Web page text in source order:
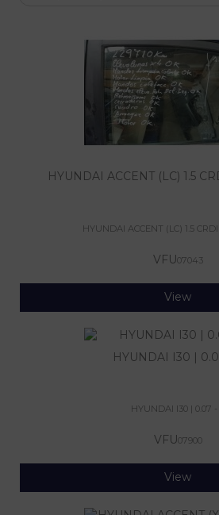
HYUNDAI ACCENT (LC) 1.5
HYUNDAI ACCENT (LC) 1.5 CRDI
VFU07043
View
HYUNDAI I30 |
HYUNDAI I30 | 0.07 - ...
VFU07900
View